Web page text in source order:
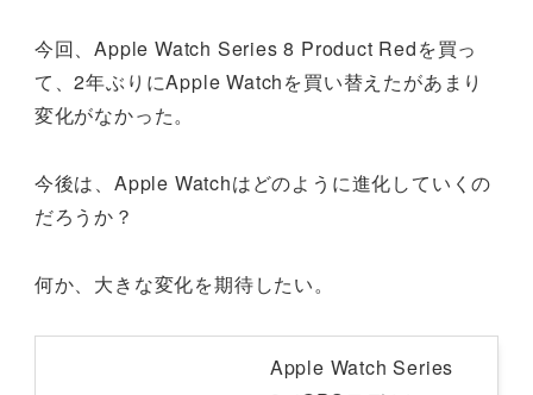
今回、Apple Watch Series 8 Product Redを買っ
て、2年ぶりにApple Watchを買い替えたがあまり
変化がなかった。
今後は、Apple Watchはどのように進化していくの
だろうか？
何か、大きな変化を期待したい。
Apple Watch Series